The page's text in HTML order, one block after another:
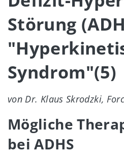
Störung
Syndrom"(5)
von Dr. Klaus Skrodzki,
Mögliche
bei ADHS